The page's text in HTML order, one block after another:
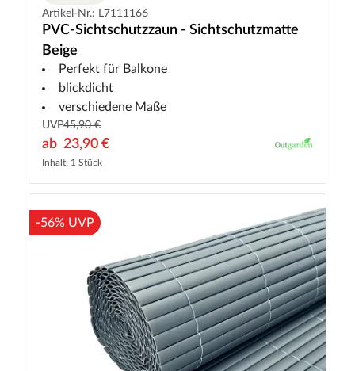
Artikel-Nr.: L7111166
PVC-Sichtschutzzaun - Sichtschutzmatte
Beige
Perfekt für Balkone
blickdicht
verschiedene Maße
UVP45,90 €
ab 23,90 €
Inhalt: 1 Stück
-56% UVP